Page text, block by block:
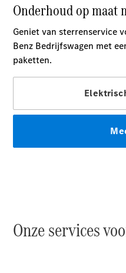
Vito
Vito
Vito Mixto
Citan
Onze services